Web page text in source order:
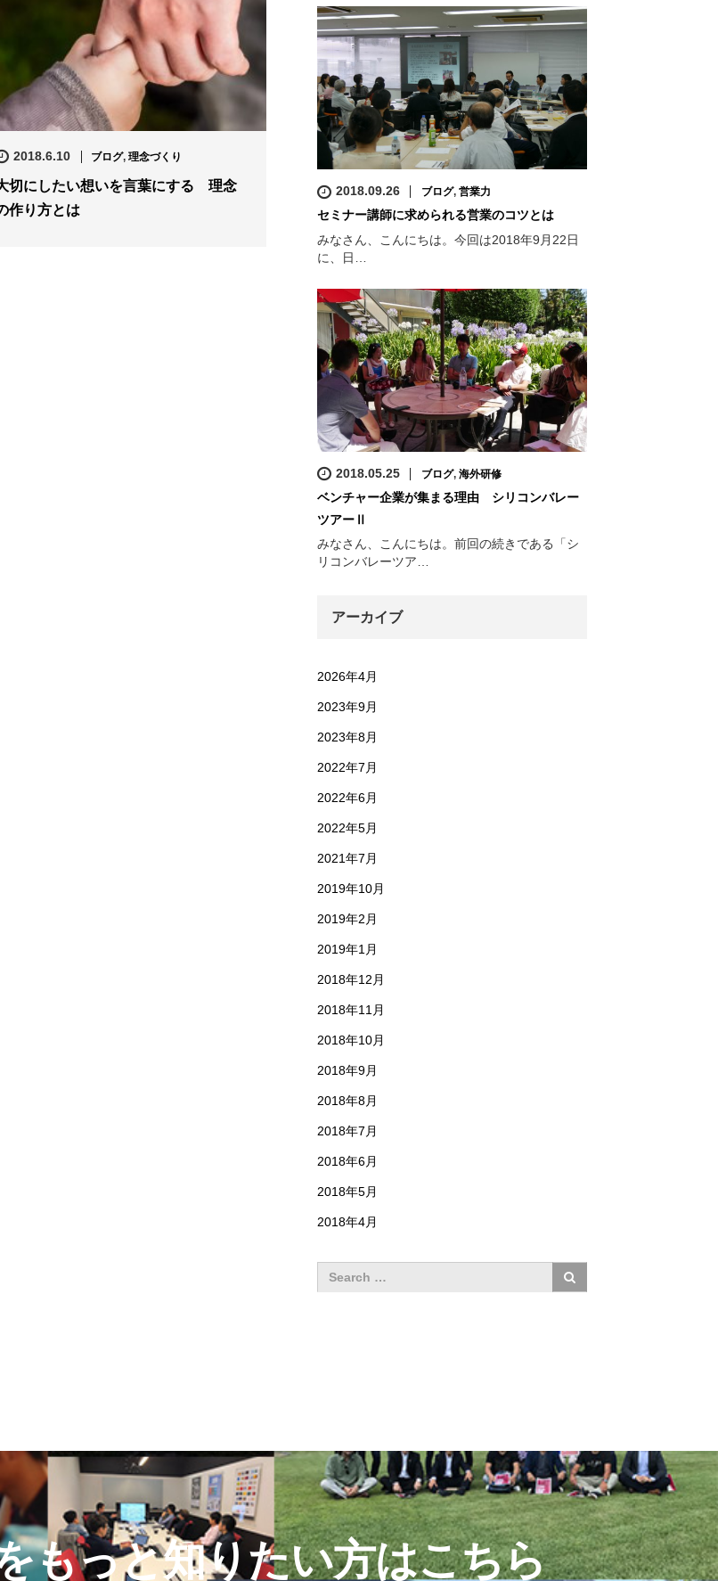
2018.6.10 ブログ, 理念づくり
切にしたい想いを言葉にする 理念
作り方とは
2018.09.26 ブログ, 営業力
セミナー講師に求められる営業のコツとは
みなさん、こんにちは。今回は2018年9月22日
に、日…
2018.05.25 ブログ, 海外研修
ベンチャー企業が集まる理由 シリコンバレー
ツアーⅡ
みなさん、こんにちは。前回の続きである「シ
リコンバレーツア…
アーカイブ
2026年4月
2023年9月
2023年8月
2022年7月
2022年6月
2022年5月
2021年7月
2019年10月
2019年2月
2019年1月
2018年12月
2018年11月
2018年10月
2018年9月
2018年8月
2018年7月
2018年6月
2018年5月
2018年4月
もっと知りたい方はこちら